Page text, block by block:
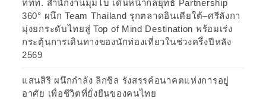
ททท. สำนักงานมุมไบ เดินหน้ากลยุทธ์ Partnership
360° ผนึก Team Thailand รุกตลาดอินเดียใต้–ศรีลังกา
มุ่งยกระดับไทยสู่ Top of Mind Destination พร้อมเร่ง
กระตุ้นการเดินทางของนักท่องเที่ยวในช่วงครึ่งปีหลัง
2569
แสนสิริ ผนึกกำลัง ลิกซิล รังสรรค์อนาคตแห่งการอยู่
อาศัย เพื่อชีวิตที่ยั่งยืนของคนไทย